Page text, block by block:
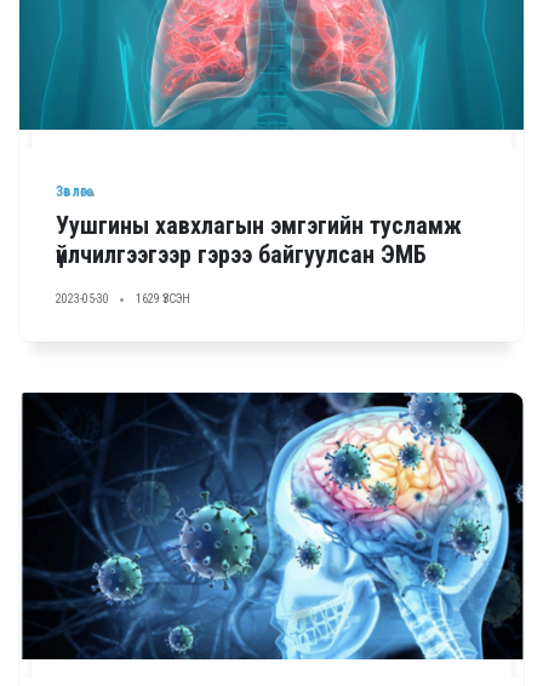
Зөвлөгөө
Уушгины хавхлагын эмгэгийн тусламж
үйлчилгээгээр гэрээ байгуулсан ЭМБ
2023-05-30 1629 ҮЗСЭН